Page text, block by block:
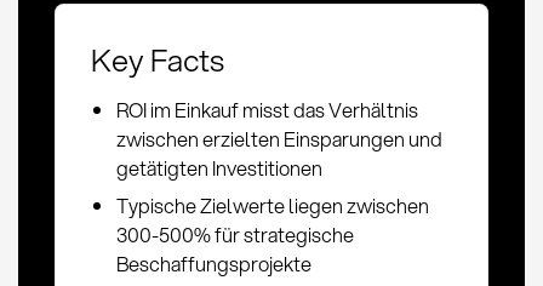
Key Facts
ROI im Einkauf misst das Verhältnis
zwischen erzielten Einsparungen und
getätigten Investitionen
Typische Zielwerte liegen zwischen
300-500% für strategische
Beschaffungsprojekte